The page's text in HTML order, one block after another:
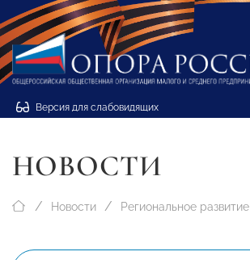
Версия для слабовидящих
НОВОСТИ
Новости Региональное развитие